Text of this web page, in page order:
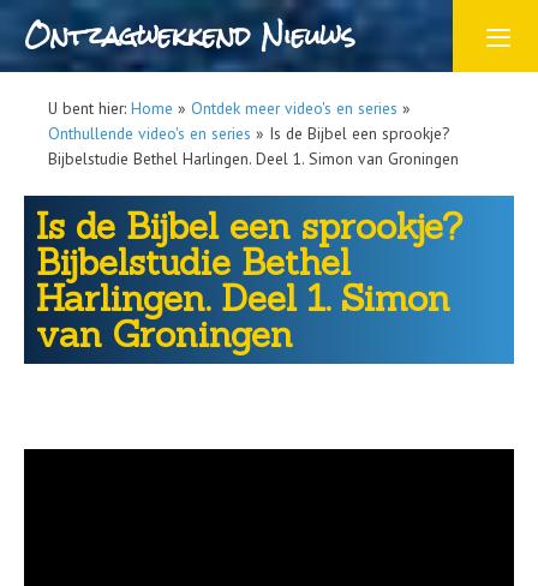
Ontzagwekkend Nieuws
U bent hier: Home » Ontdek meer video's en series »
Onthullende video's en series » Is de Bijbel een sprookje?
Bijbelstudie Bethel Harlingen. Deel 1. Simon van Groningen
Is de Bijbel een sprookje?
Bijbelstudie Bethel
Harlingen. Deel 1. Simon
van Groningen